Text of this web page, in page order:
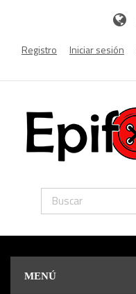
Registro Iniciar sesión
MENÚ